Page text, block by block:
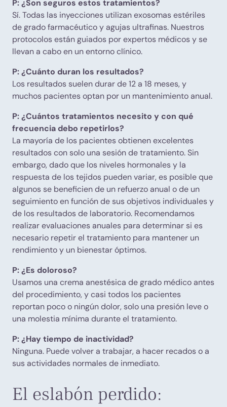
P: ¿Son seguros estos tratamientos?
Sí. Todas las inyecciones utilizan exosomas estériles
de grado farmacéutico y agujas ultrafinas. Nuestros
protocolos están guiados por expertos médicos y se
llevan a cabo en un entorno clínico.
P: ¿Cuánto duran los resultados?
Los resultados suelen durar de 12 a 18 meses, y
muchos pacientes optan por un mantenimiento anual.
P: ¿Cuántos tratamientos necesito y con qué
frecuencia debo repetirlos?
La mayoría de los pacientes obtienen excelentes
resultados con solo una sesión de tratamiento. Sin
embargo, dado que los niveles hormonales y la
respuesta de los tejidos pueden variar, es posible que
algunos se beneficien de un refuerzo anual o de un
seguimiento en función de sus objetivos individuales y
de los resultados de laboratorio. Recomendamos
realizar evaluaciones anuales para determinar si es
necesario repetir el tratamiento para mantener un
rendimiento y un bienestar óptimos.
P: ¿Es doloroso?
Usamos una crema anestésica de grado médico antes
del procedimiento, y casi todos los pacientes
reportan poco o ningún dolor, solo una presión leve o
una molestia mínima durante el tratamiento.
P: ¿Hay tiempo de inactividad?
Ninguna. Puede volver a trabajar, a hacer recados o a
sus actividades normales de inmediato.
El eslabón perdido: